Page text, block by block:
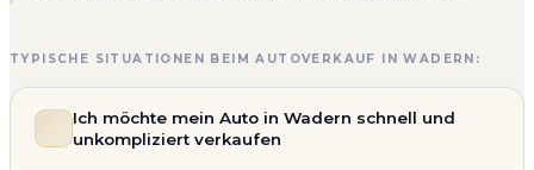
TYPISCHE SITUATIONEN BEIM AUTOVERKAUF IN WADERN:
Ich möchte mein Auto in Wadern schnell und
unkompliziert verkaufen